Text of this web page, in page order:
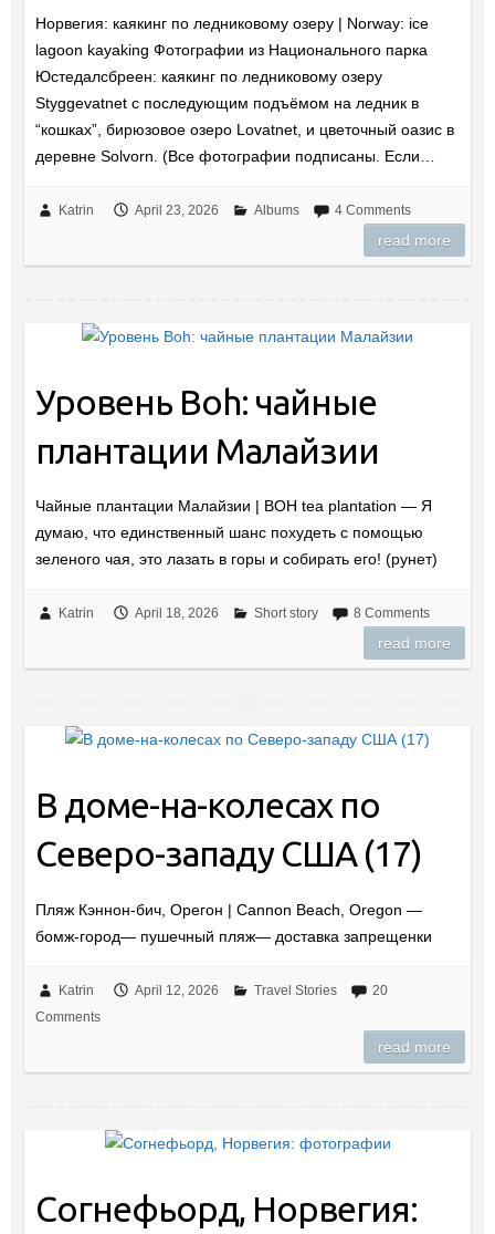
Норвегия: каякинг по ледниковому озеру | Norway: ice
lagoon kayaking Фотографии из Национального парка
Юстедалсбреен: каякинг по ледниковому озеру
Styggevatnet с последующим подъёмом на ледник в
“кошках”, бирюзовое озеро Lovatnet, и цветочный оазис в
деревне Solvorn. (Все фотографии подписаны. Если…
Katrin April 23, 2026 Albums 4 Comments
read more
Уровень Boh: чайные
плантации Малайзии
Чайные плантации Малайзии | BOH tea plantation — Я
думаю, что единственный шанс похудеть с помощью
зеленого чая, это лазать в горы и собирать его! (рунет)
Katrin April 18, 2026 Short story 8 Comments
read more
В доме-на-колесах по
Северо-западу США (17)
Пляж Кэннон-бич, Орегон | Cannon Beach, Oregon —
бомж-город— пушечный пляж— доставка запрещенки
Katrin April 12, 2026 Travel Stories
20
Comments
read more
Согнефьорд, Норвегия: